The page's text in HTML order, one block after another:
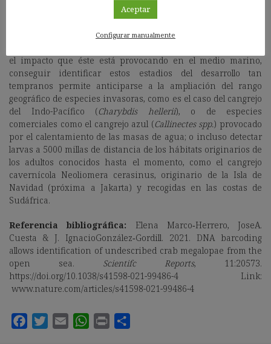
Además del hito que supone descubrir la morfología larvaria
de varias especies de cangrejos en términos de
el impacto que éste está provocando en el medio marino,
conseguir identificar estos estadios del desarrollo tan
tempranos permite anticiparse a la ampliación del rango
geográfico de especies invasoras, como es el caso del cangrejo
del Indo-Pacífico (Charybdis hellerii), o de especies
comerciales como el cangrejo azul (Callinectes spp.) provocado
por el calentamiento de las masas de agua; o incluso detectar
larvas a 5000 millas de distancia de los hábitats originarios de
los adultos conocidos hasta el momento, como el cangrejo
cavernícola Neoliomera cerasinus, originario de la Isla de
Navidad (próxima a Jakarta) y recogidas en las costas de
Sudáfrica.
Referencia bibliográfica: Elena Marco‑Herrero, JoseA.
Cuesta & J. IgnacioGonzález‑Gordill. 2021. DNA barcoding
allows identification of undescribed crab megalopae from the
open sea. Scientifc Reports, 11:20573.
https://doi.org/10.1038/s41598-021-99486-4 Link:
www.nature.com/articles/s41598-021-99486-4
Aceptar
Configurar manualmente